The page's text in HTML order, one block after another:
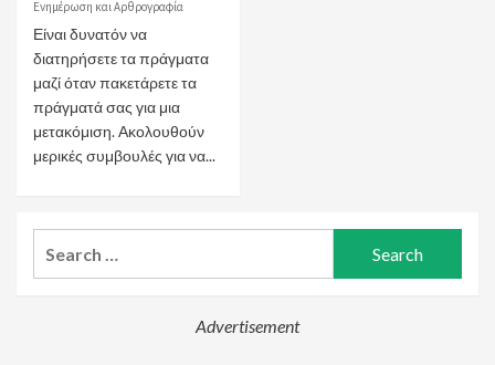
Ενημέρωση και Αρθρογραφία
Είναι δυνατόν να
διατηρήσετε τα πράγματα
μαζί όταν πακετάρετε τα
πράγματά σας για μια
μετακόμιση. Ακολουθούν
μερικές συμβουλές για να...
Advertisement